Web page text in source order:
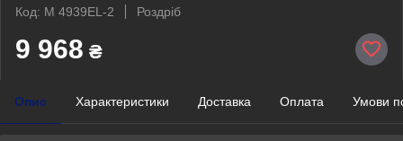
Код: M 4939EL-2
Роздріб
9 968 ₴
Опис Характеристики Доставка Оплата Умови